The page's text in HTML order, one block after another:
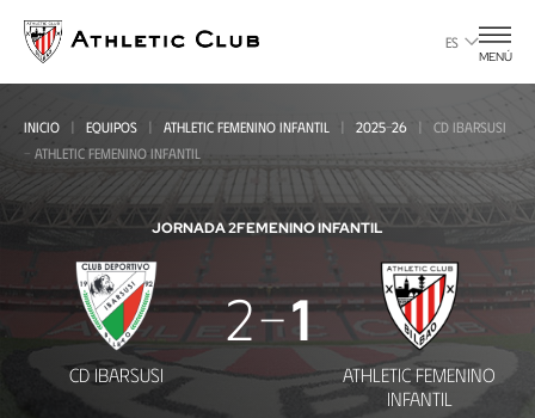
contenido
principal
ES
MENÚ
INICIO EQUIPOS ATHLETIC FEMENINO INFANTIL 2025-26
CD IBARSUSI
- ATHLETIC FEMENINO INFANTIL
JORNADA 2FEMENINO INFANTIL
CD
Ibarsusi
-
Athletic
CD IBARSUSI
2 1
ATHLETIC FEMENINO
INFANTIL